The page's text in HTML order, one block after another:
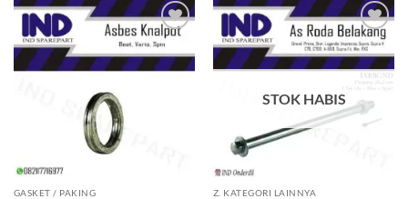
Tambahkan
ke Wishlist
GASKET / PAKING
Tambahkan
ke Wishlist
STOK HABIS
Z. KATEGORI LAINNYA